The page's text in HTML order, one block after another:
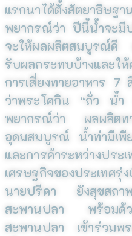
แรกนาได้ตั้งสัตยาธิษฐ
พยากรณ์ว่า ปีนี้น้ำจะ
จะให้ผลผลิตสมบูรณ์ดี
รับผลกระทบบ้างและใ
การเสี่ยงทายอาหาร 7
ว่าพระโคกิน “ถั่ว น้ำ
พยากรณ์ว่า ผลผลิตทา
อุดมสมบูรณ์ น้ำท่ามีเพี
และการค้าระหว่างป
เศรษฐกิจของประเทศ
นายปรีดา ยังสุขสถา
สะพานปลา พร้อมด้วย
สะพานปลา เข้าร่วมพ